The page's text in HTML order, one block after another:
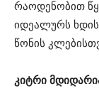
რაოდენობით
იდეალურს ხდის
წონის
კიტრი